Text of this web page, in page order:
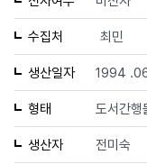
수집처 최민
생산일자 1994
형태 도서간행
생산자 전미숙